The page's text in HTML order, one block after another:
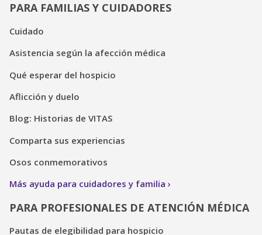
PARA FAMILIAS Y CUIDADORES
Cuidado
Asistencia según la afección médica
Qué esperar del hospicio
Aflicción y duelo
Blog: Historias de VITAS
Comparta sus experiencias
Osos conmemorativos
Más ayuda para cuidadores y familia
PARA PROFESIONALES DE ATENCIÓN MÉDICA
Pautas de elegibilidad para hospicio